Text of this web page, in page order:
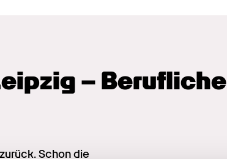
– Berufliche
Schon die